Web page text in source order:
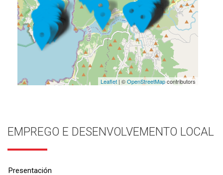
Leaflet| ©OpenStreetMapcontributors
EMPREGO E DESENVOLVEMENTO LOCAL
Presentación